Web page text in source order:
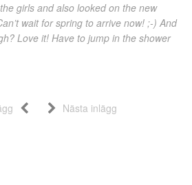
girls and also looked on the new
wait for spring to arrive now! ;-) And
Love it! Have to jump in the shower
Nästa inlägg